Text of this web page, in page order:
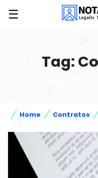
☰
Tag:
Home Contratos